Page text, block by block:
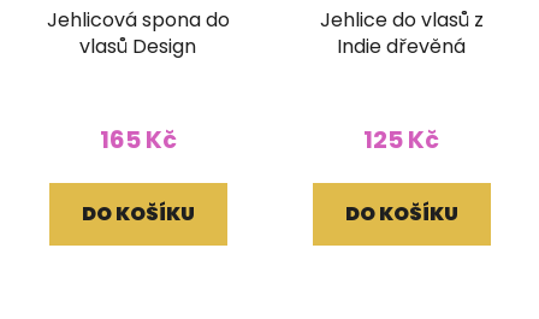
Jehlicová spona do
vlasů Design
165 Kč
DO KOŠÍKU
Jehlice do vlasů z
Indie dřevěná
125 Kč
DO KOŠÍKU